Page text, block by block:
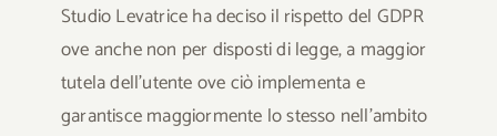
Studio Levatrice ha deciso il rispetto del GDPR
ove anche non per disposti di legge, a maggior
tutela dell’utente ove ciò implementa e
garantisce maggiormente lo stesso nell’ambito